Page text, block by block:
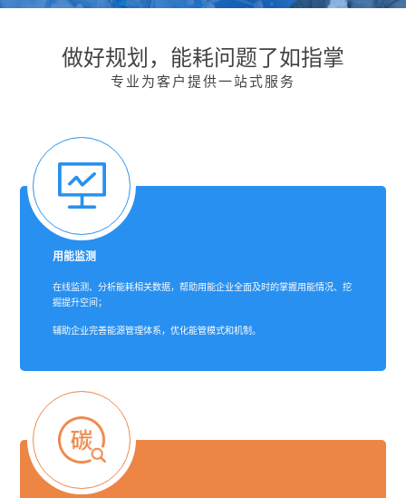
做好规划，能耗问题了如指掌
专业为客户提供一站式服务
用能监测
在线监测、分析能耗相关数据，帮助用能企业全面及时的掌握用能情况、挖
掘提升空间；
辅助企业完善能源管理体系，优化能管模式和机制。